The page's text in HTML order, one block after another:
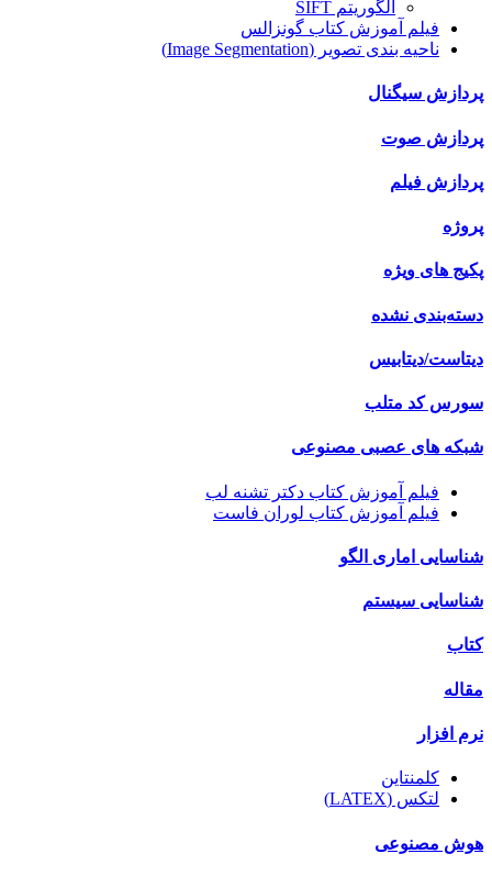
الگوریتم SIFT
فیلم آموزش کتاب گونزالس
ناحیه بندی تصویر (Image Segmentation)
پردازش سیگنال
پردازش صوت
پردازش فیلم
پروژه
پکیج های ویژه
دسته‌بندی نشده
دیتاست/دیتابیس
سورس کد متلب
شبکه های عصبی مصنوعی
فیلم آموزش کتاب دکتر تشنه لب
فیلم آموزش کتاب لوران فاست
شناسایی اماری الگو
شناسایی سیستم
کتاب
مقاله
نرم افزار
کلمنتاین
لتکس (LATEX)
هوش مصنوعی